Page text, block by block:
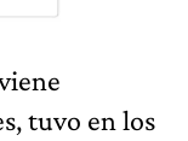
tuvo en los